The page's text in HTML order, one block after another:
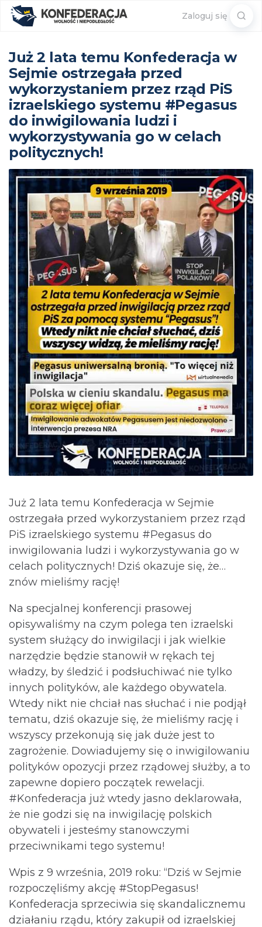
Zaloguj się
Już 2 lata temu Konfederacja w
Sejmie ostrzegała przed
wykorzystaniem przez rząd PiS
izraelskiego systemu #Pegasus
do inwigilowania ludzi i
wykorzystywania go w celach
politycznych!
Już 2 lata temu Konfederacja w Sejmie
ostrzegała przed wykorzystaniem przez rząd
PiS izraelskiego systemu #Pegasus do
inwigilowania ludzi i wykorzystywania go w
celach politycznych! Dziś okazuje się, że…
znów mieliśmy rację!
Na specjalnej konferencji prasowej
opisywaliśmy na czym polega ten izraelski
system służący do inwigilacji i jak wielkie
narzędzie będzie stanowił w rękach tej
władzy, by śledzić i podsłuchiwać nie tylko
innych polityków, ale każdego obywatela.
Wtedy nikt nie chciał nas słuchać i nie podjął
tematu, dziś okazuje się, że mieliśmy rację i
wszyscy przekonują się jak duże jest to
zagrożenie. Dowiadujemy się o inwigilowaniu
polityków opozycji przez rządowej służby, a to
zapewne dopiero początek rewelacji.
#Konfederacja już wtedy jasno deklarowała,
że nie godzi się na inwigilację polskich
obywateli i jesteśmy stanowczymi
przeciwnikami tego systemu!
Wpis z 9 września, 2019 roku: “Dziś w Sejmie
rozpoczęliśmy akcję #StopPegasus!
Konfederacja sprzeciwia się skandalicznemu
działaniu rządu, który zakupił od izraelskiej